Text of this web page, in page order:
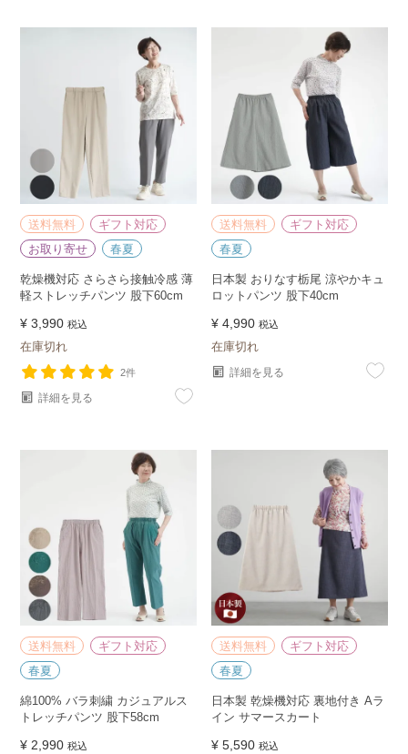
送料無料
ギフト対応
お取り寄せ
春夏
乾燥機対応 さらさら接触冷感 薄
軽ストレッチパンツ 股下60cm
¥ 3,990 税込
在庫切れ
2件
詳細を見る
送料無料
ギフト対応
春夏
日本製 おりなす栃尾 涼やかキュ
ロットパンツ 股下40cm
¥ 4,990 税込
在庫切れ
詳細を見る
送料無料
ギフト対応
春夏
綿100% バラ刺繍 カジュアルス
トレッチパンツ 股下58cm
¥ 2,990 税込
送料無料
ギフト対応
春夏
日本製 乾燥機対応 裏地付き Aラ
イン サマースカート
¥ 5,590 税込